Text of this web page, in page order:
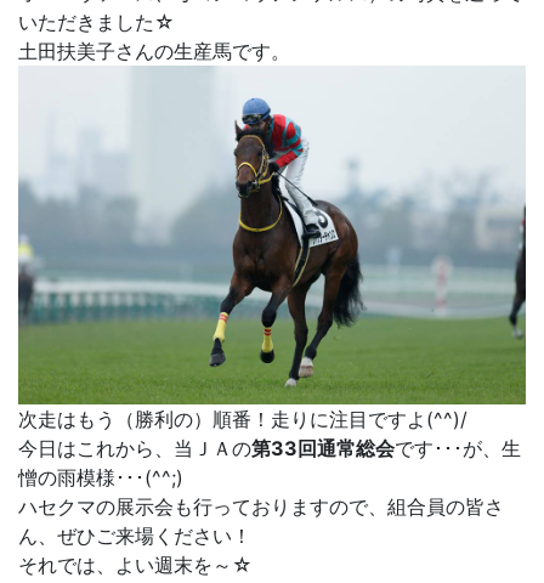
いただきました☆
土田扶美子さんの生産馬です。
次走はもう（勝利の）順番！走りに注目ですよ(^^)/
今日はこれから、当ＪＡの第33回通常総会です･･･が、生
憎の雨模様･･･(^^;)
ハセクマの展示会も行っておりますので、組合員の皆さ
ん、ぜひご来場ください！
それでは、よい週末を～☆